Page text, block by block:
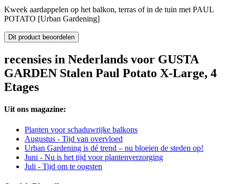
Kweek aardappelen op het balkon, terras of in de tuin met PAUL
POTATO [Urban Gardening]
Dit product beoordelen
recensies in Nederlands voor GUSTA
GARDEN Stalen Paul Potato X-Large, 4
Etages
Uit ons magazine:
Planten voor schaduwrijke balkons
Augustus - Tijd van overvloed
Urban Gardening is dé trend – nu bloeien de steden op!
Juni - Nu is het tijd voor plantenverzorging
Juli - Tijd om te oogsten